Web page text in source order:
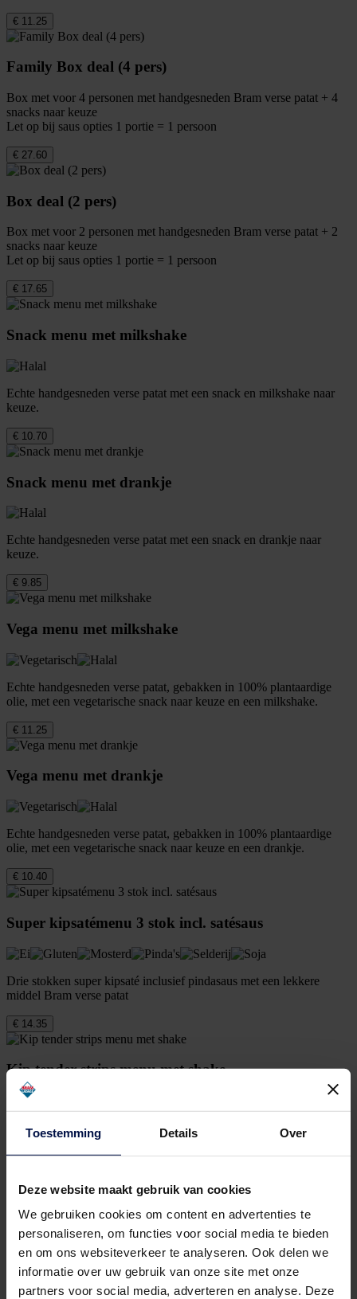
Toestemming Details Over
Deze website maakt gebruik van cookies
We gebruiken cookies om content en advertenties te
personaliseren, om functies voor social media te bieden
en om ons websiteverkeer te analyseren. Ook delen we
informatie over uw gebruik van onze site met onze
partners voor social media, adverteren en analyse. Deze
€ 11.25
Family Box deal (4 pers)
Box met voor 4 personen met handgesneden Bram verse patat + 4
snacks naar keuze
Let op bij saus opties 1 portie = 1 persoon
€ 27.60
Box deal (2 pers)
Box met voor 2 personen met handgesneden Bram verse patat + 2
snacks naar keuze
Let op bij saus opties 1 portie = 1 persoon
€ 17.65
Snack menu met milkshake
Echte handgesneden verse patat met een snack en milkshake naar
keuze.
€ 10.70
Snack menu met drankje
Echte handgesneden verse patat met een snack en drankje naar
keuze.
€ 9.85
Vega menu met milkshake
Echte handgesneden verse patat, gebakken in 100% plantaardige
olie, met een vegetarische snack naar keuze en een milkshake.
€ 11.25
Vega menu met drankje
Echte handgesneden verse patat, gebakken in 100% plantaardige
olie, met een vegetarische snack naar keuze en een drankje.
€ 10.40
Super kipsatémenu 3 stok incl. satésaus
Drie stokken super kipsaté inclusief pindasaus met een lekkere
middel Bram verse patat
€ 14.35
Kip tender strips menu met shake
Lekkere malse licht gepaneerde gefrituurde kip met daarbij een
verse Bram en een milkshake naar keuze.
Kip tender strips menu met drankje
Lekkere malse licht gepaneerde gefrituurde kip met daarbij een
verse Bram en een drankje naar keuze.